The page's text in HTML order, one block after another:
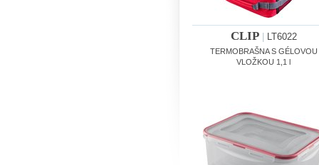
CLIP| LT6022
TERMOBRAŠNA S GÉLOVOU
VLOŽKOU 1,1 l